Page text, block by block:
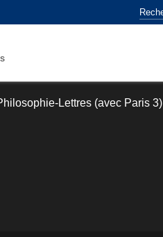
Lettres (avec Paris 3)